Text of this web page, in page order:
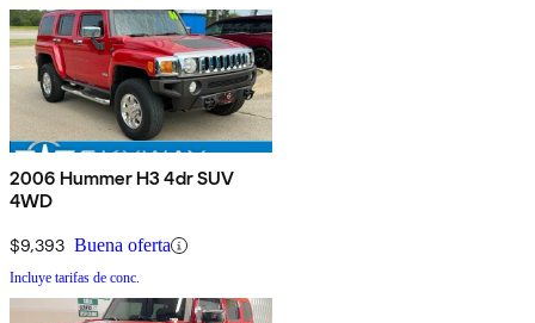
2006 Hummer H3 4dr SUV
4WD
$9,393 Buena oferta
Incluye tarifas de conc.